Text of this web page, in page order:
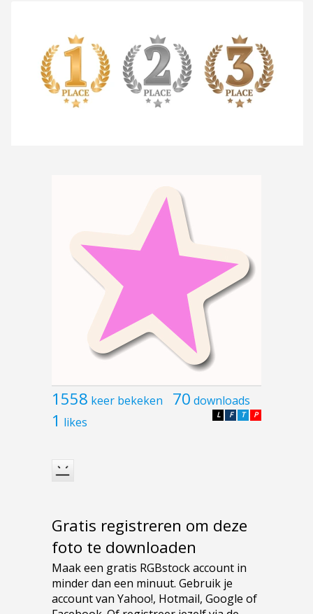
1558 keer bekeken 70 downloads
1 likes P
T
F
L
Gratis registreren om deze
foto te downloaden